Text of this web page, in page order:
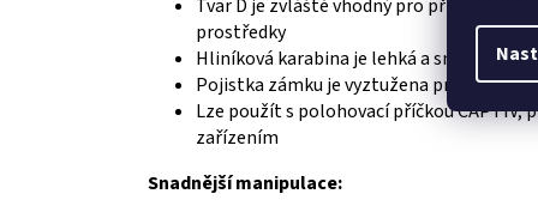
Tvar D je zvláště vhodný pro připojení k
prostředky
Hliníková karabina je lehká a snižuje
Pojistka zámku je vyztužena pro větší
Lze použít s polohovací příčkou
zařízením
Snadnější manipulace: